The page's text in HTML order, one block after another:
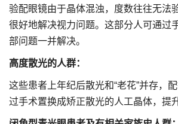
验配眼镜由于晶体混浊，度数往往无法
很好地解决视力问题。这部分人可通过
部问题一并解决。
高度散光的人群：
这些患者上年纪后散光和“老花”并存，
过手术置换成矫正散光的人工晶体，提